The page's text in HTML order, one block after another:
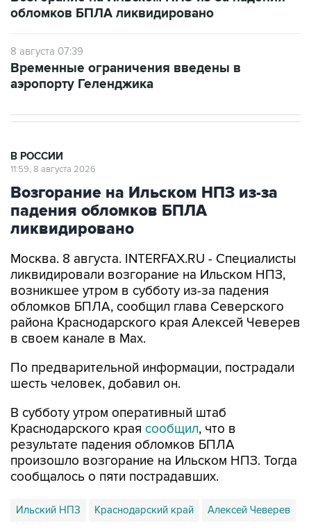
обломков БПЛА ликвидировано
8 августа 07:39
Временные ограничения введены в
аэропорту Геленджика
В РОССИИ
11:59, 8 августа 2026
Возгорание на Ильском НПЗ из-за
падения обломков БПЛА
ликвидировано
Москва. 8 августа. INTERFAX.RU - Специалисты
ликвидировали возгорание на Ильском НПЗ,
возникшее утром в субботу из-за падения
обломков БПЛА, сообщил глава Северского
района Краснодарского края Алексей Чеверев
в своем канале в Max.
По предварительной информации, пострадали
шесть человек, добавил он.
В субботу утром оперативный штаб
Краснодарского края сообщил, что в
результате падения обломков БПЛА
произошло возгорание на Ильском НПЗ. Тогда
сообщалось о пяти пострадавших.
Ильский НПЗ Краснодарский край Алексей Чеверев